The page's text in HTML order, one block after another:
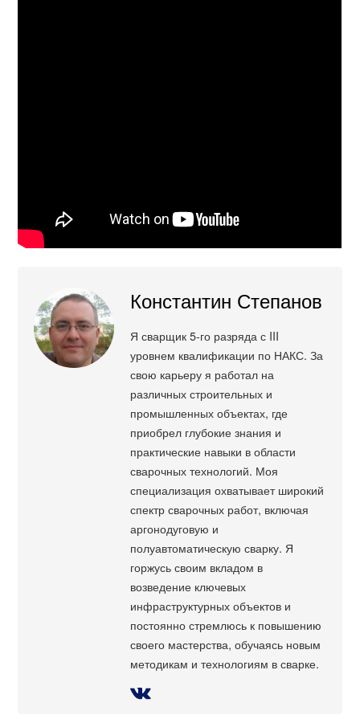
Константин Степанов
Я сварщик 5-го разряда с III
уровнем квалификации по НАКС. За
свою карьеру я работал на
различных строительных и
промышленных объектах, где
приобрел глубокие знания и
практические навыки в области
сварочных технологий. Моя
специализация охватывает широкий
спектр сварочных работ, включая
аргонодуговую и
полуавтоматическую сварку. Я
горжусь своим вкладом в
возведение ключевых
инфраструктурных объектов и
постоянно стремлюсь к повышению
своего мастерства, обучаясь новым
методикам и технологиям в сварке.